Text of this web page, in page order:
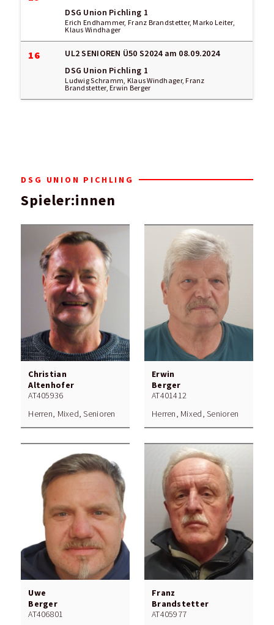
DSG Union Pichling 1
Erich Endhammer, Franz Brandstetter, Marko Leiter,
Klaus Windhager
16 UL2 SENIOREN Ü50 S2024am 08.09.2024
DSG Union Pichling 1
Ludwig Schramm, Klaus Windhager, Franz
Brandstetter, Erwin Berger
DSG UNION PICHLING
Spieler:innen
Christian
Altenhofer
AT405936
Herren, Mixed, Senioren
Erwin
Berger
AT401412
Herren, Mixed, Senioren
Uwe
Berger
AT406801
Franz
Brandstetter
AT405977